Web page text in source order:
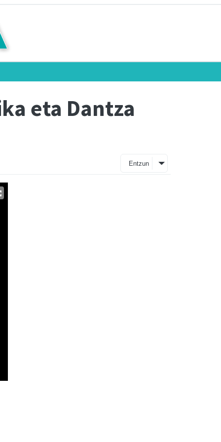
eta Dantza
Entzun